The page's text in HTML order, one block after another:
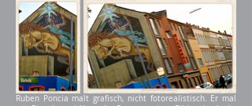
Ruben Poncia malt grafisch, nicht fotorealistisch. Er mal